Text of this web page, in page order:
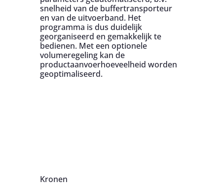
snelheid van de buffertransporteur
en van de uitvoerband. Het
programma is dus duidelijk
georganiseerd en gemakkelijk te
bedienen. Met een optionele
volumeregeling kan de
productaanvoerhoeveelheid worden
geoptimaliseerd.
Kronen